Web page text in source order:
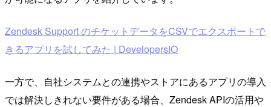
Zendesk Support のチケットデータをCSVでエクスポートで
きるアプリを試してみた | DevelopersIO
一方で、自社システムとの連携やストアにあるアプリの導入
では解決しきれない要件がある場合、Zendesk APIの活用や